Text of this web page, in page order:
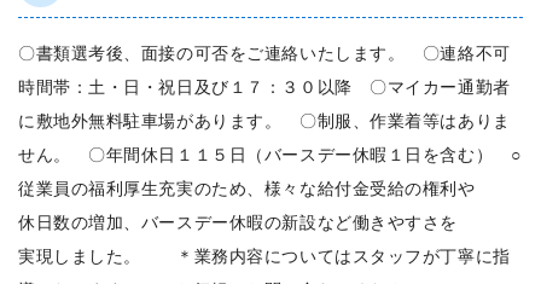
〇書類選考後、面接の可否をご連絡いたします。 〇連絡不可
時間帯：土・日・祝日及び１７：３０以降 〇マイカー通勤者
に敷地外無料駐車場があります。 〇制服、作業着等はありま
せん。 〇年間休日１１５日（バースデー休暇１日を含む） ○
従業員の福利厚生充実のため、様々な給付金受給の権利や
休日数の増加、バースデー休暇の新設など働きやすさを
実現しました。 ＊業務内容についてはスタッフが丁寧に指